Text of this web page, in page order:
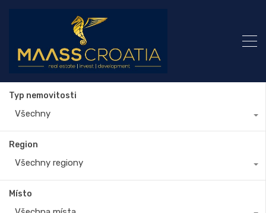
Typ nemovitosti
Všechny
Region
Všechny regiony
Místo